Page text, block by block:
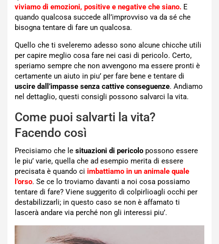
viviamo di emozioni, positive e negative che siano. E
quando qualcosa succede all’improvviso va da sé che
bisogna tentare di fare un qualcosa.
Quello che ti sveleremo adesso sono alcune chicche utili
per capire meglio cosa fare nei casi di pericolo. Certo,
speriamo sempre che non avvengono ma essere pronti è
certamente un aiuto in piu’ per fare bene e tentare di
uscire dall’impasse senza cattive conseguenze. Andiamo
nel dettaglio, questi consigli possono salvarci la vita.
Come puoi salvarti la vita?
Facendo così
Precisiamo che le situazioni di pericolo possono essere
le piu’ varie, quella che ad esempio merita di essere
precisata è quando ci imbattiamo in un animale quale
l’orso. Se ce lo troviamo davanti a noi cosa possiamo
tentare di fare? Viene suggerito di colpirlioagli occhi per
destabilizzarli; in questo caso se non è affamato ti
lascerà andare via perché non gli interessi piu’.